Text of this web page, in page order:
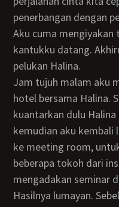
penerbangan dengan
Aku cuma mengiyakan tanpa menanggapi. Karena
kantukku datang.
pelukan Halina.
Jam tujuh malam aku makan malam dulu di resto
hotel bersama Halina.
kuantarkan dulu
kemudian aku kembali
ke meeting room,
beberapa tokoh dari
mengadakan seminar
Hasilnya lumayan. Sebelum meeting itu ditutup, ada 5